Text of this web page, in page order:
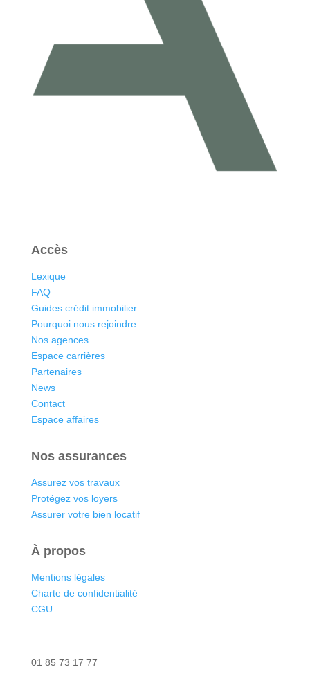
Accès
Lexique
FAQ
Guides crédit immobilier
Pourquoi nous rejoindre
Nos agences
Espace carrières
Partenaires
News
Contact
Espace affaires
Nos assurances
Assurez vos travaux
Protégez vos loyers
Assurer votre bien locatif
À propos
Mentions légales
Charte de confidentialité
CGU
01 85 73 17 77